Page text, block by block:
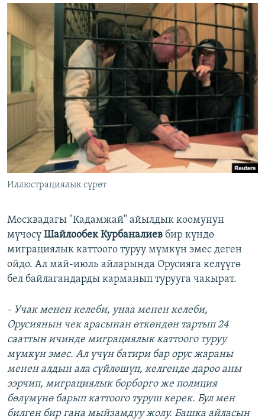
Иллюстрациялык сүрөт
Москвадагы "Кадамжай" айылдык коомунун
мүчөсү ШайлообекКурбаналиев бир күндө
миграциялык каттоого туруу мүмкүн эмес деген
ойдо. Ал май-июль айларында Орусияга келүүгө
бел байлагандарды карманып турууга чакырат.
- Учак менен келеби, унаа менен келеби,
Орусиянын чек арасынан өткөндөн тартып24
сааттын ичинде миграциялык каттоого туруу
мүмкүн эмес. Ал үчүн батири бар орус жараны
менен алдын ала сүйлөшүп, келгенде дароо аны
ээрчип, миграциялык борборго же полиция
бөлүмүнө барып каттоого туруш керек. Бул мен
билген бир гана мыйзамдуу жолу. Башка айласын